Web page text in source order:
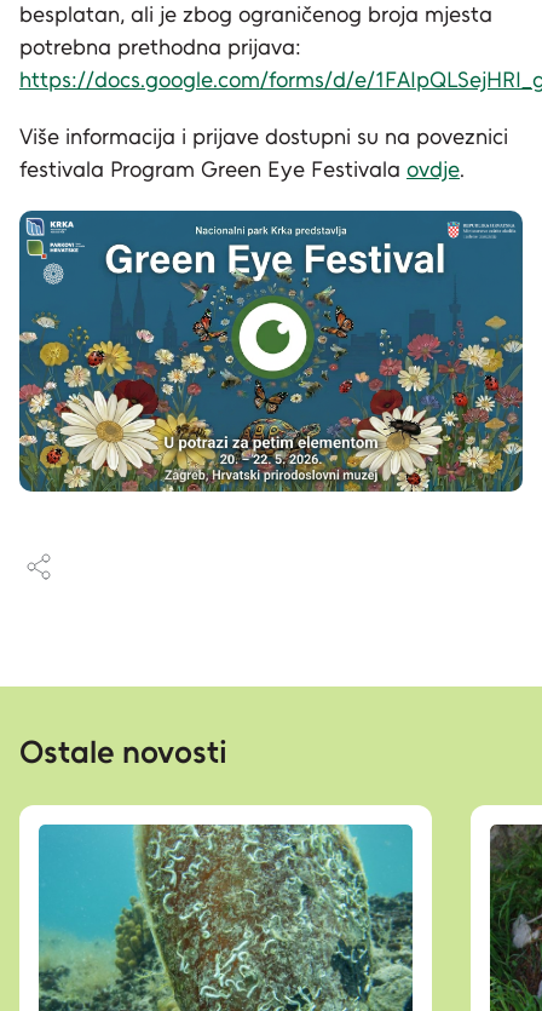
besplatan, ali je zbog ograničenog broja mjesta
potrebna prethodna prijava:
https://docs.google.com/forms/d/e/
Više informacija i prijave dostupni su na poveznici
festivala Program Green Eye Festivala ovdje.
Ostale novosti